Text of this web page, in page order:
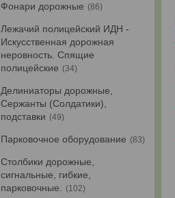
Фонари дорожные
86
Лежачий полицейский ИДН -
Искусственная дорожная
неровность. Спящие
полицейские
34
Делиниаторы дорожные,
Сержанты (Солдатики),
подставки
49
Парковочное оборудование 83
Столбики дорожные,
сигнальные, гибкие,
парковочные.
102